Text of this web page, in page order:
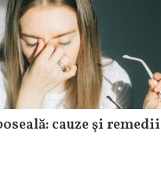
cauze şi remedii